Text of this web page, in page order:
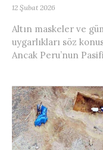
12 Şubat 2026
Altın maskeler ve
uygarlıkları söz
Ancak Peru’nun